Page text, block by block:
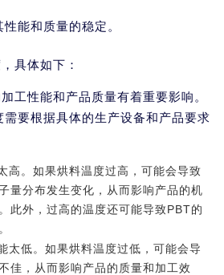
能和质量的稳定。
具体如下：
工性能和产品质量有着重要影响。
要根据具体的生产设备和产品要求
高。如果烘料温度过高，可能会导致
量分布发生变化，从而影响产品的机
此外，过高的温度还可能导致PBT的
太低。如果烘料温度过低，可能会导
佳，从而影响产品的质量和加工效